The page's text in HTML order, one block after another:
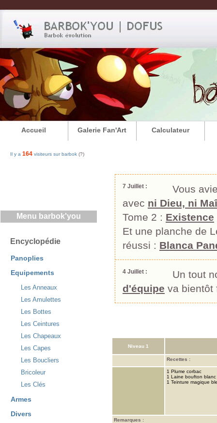
Accueil Galerie Fan'Art Calculateur
Il y a 164 visiteurs sur barbok (?)
Menu barbok'you
Encyclopédie
Panoplies
Equipements
Les Anneaux
Les Amulettes
Les Bottes
Les Ceintures
Les Chapeaux
Les Capes
Les Boucliers
Bricoleur
Les Clés
Armes
Divers
7 Juillet :
Vous
avec ni Dieu, ni
Tome 2 : Existence
Et une planche de
réussi : Blanca
4 Juillet :
Un tout
d'équipe va bientôt
Niveau 1
Recettes :
1 Plume corbac
1 Laine boufton blanc
1 Teinture magique
Remarques :